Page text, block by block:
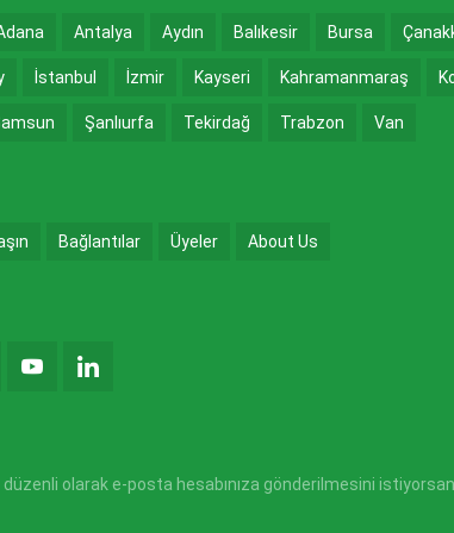
Antalya Aydın Balıkesir Bursa
İstanbul İzmir Kayseri Kahramanmaraş
Şanlıurfa Tekirdağ Trabzon Van
Bağlantılar Üyeler About Us
düzenli olarak e-posta hesabınıza gönderilmesini